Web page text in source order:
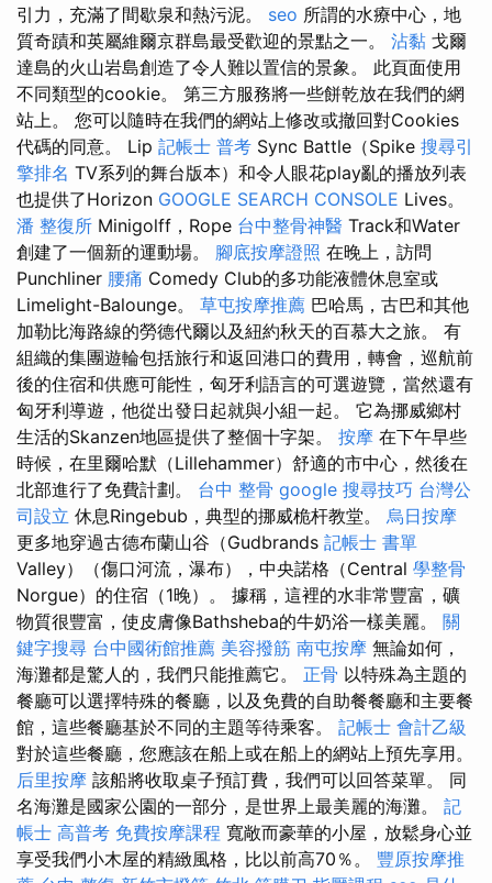
引力，充滿了間歇泉和熱污泥。 seo 所謂的水療中心，地
質奇蹟和英屬維爾京群島最受歡迎的景點之一。 沾黏 戈爾
達島的火山岩島創造了令人難以置信的景象。 此頁面使用
不同類型的cookie。 第三方服務將一些餅乾放在我們的網
站上。 您可以隨時在我們的網站上修改或撤回對Cookies
代碼的同意。 Lip 記帳士 普考 Sync Battle（Spike 搜尋引
擎排名 TV系列的舞台版本）和令人眼花play亂的播放列表
也提供了Horizo​​n GOOGLE SEARCH CONSOLE Lives。
潘 整復所 Minigolff，Rope 台中整骨神醫 Track和Water
創建了一個新的運動場。 腳底按摩證照 在晚上，訪問
Punchliner 腰痛 Comedy Club的多功能液體休息室或
Limelight-Balounge。 草屯按摩推薦 巴哈馬，古巴和其他
加勒比海路線的勞德代爾以及紐約秋天的百慕大之旅。 有
組織的集團遊輪包括旅行和返回港口的費用，轉會，巡航前
後的住宿和供應可能性，匈牙利語言的可選遊覽，當然還有
匈牙利導遊，他從出發日起就與小組一起。 它為挪威鄉村
生活的Skanzen地區提供了整個十字架。 按摩 在下午早些
時候，在里爾哈默（Lillehammer）舒適的市中心，然後在
北部進行了免費計劃。 台中 整骨 google 搜尋技巧 台灣公
司設立 休息Ringebub，典型的挪威桅杆教堂。 烏日按摩
更多地穿過古德布蘭山谷（Gudbrands 記帳士 書單
Valley）（傷口河流，瀑布），中央諾格（Central 學整骨
Norgue）的住宿（1晚）。 據稱，這裡的水非常豐富，礦
物質很豐富，使皮膚像Bathsheba的牛奶浴一樣美麗。 關
鍵字搜尋 台中國術館推薦 美容撥筋 南屯按摩 無論如何，
海灘都是驚人的，我們只能推薦它。 正骨 以特殊為主題的
餐廳可以選擇特殊的餐廳，以及免費的自助餐餐廳和主要餐
館，這些餐廳基於不同的主題等待乘客。 記帳士 會計乙級
對於這些餐廳，您應該在船上或在船上的網站上預先享用。
后里按摩 該船將收取桌子預訂費，我們可以回答菜單。 同
名海灘是國家公園的一部分，是世界上最美麗的海灘。 記
帳士 高普考 免費按摩課程 寬敞而豪華的小屋，放鬆身心並
享受我們小木屋的精緻風格，比以前高70％。 豐原按摩推